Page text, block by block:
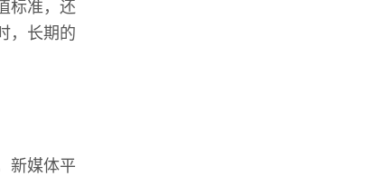
标准，还
，长期的
新媒体平